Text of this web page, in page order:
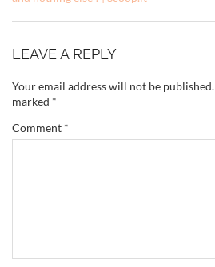
LEAVE A REPLY
Your email address will not be published.
marked *
Comment *